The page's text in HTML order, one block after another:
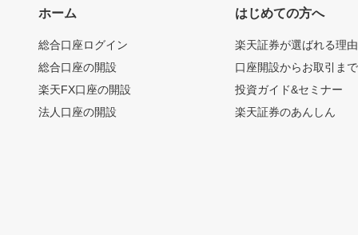
ホーム
総合口座ログイン
総合口座の開設
楽天FX口座の開設
法人口座の開設
はじめての方へ
楽天証券が選ばれる理由
口座開設からお取引ま
投資ガイド&セミナー
楽天証券のあんしん